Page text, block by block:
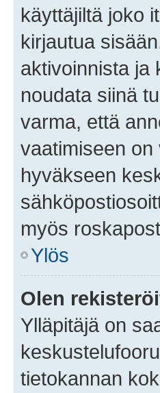
käyttäjiltä joko
kirjautua
aktivoinnista ja
noudata siinä
varma, että
vaatimiseen on
hyväkseen
myös
Ylös
Olen
Ylläpitäjä on
tietokannan